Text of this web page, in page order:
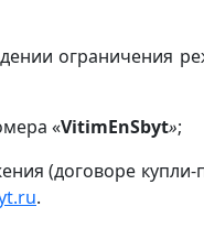
ограничения
«VitimEnSbyt»;
(договоре
.